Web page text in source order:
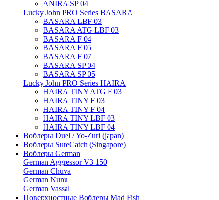
ANIRA SP 04
Lucky John PRO Series BASARA
BASARA LBF 03
BASARA ATG LBF 03
BASARA F 04
BASARA F 05
BASARA F 07
BASARA SP 04
BASARA SP 05
Lucky John PRO Series HAIRA
HAIRA TINY ATG F 03
HAIRA TINY F 03
HAIRA TINY F 04
HAIRA TINY LBF 03
HAIRA TINY LBF 04
Воблеры Duel / Yo-Zuri (japan)
Воблеры SureCatch (Singapore)
Воблеры German
German Aggressor V3 150
German Chuva
German Nunu
German Vassal
Поверхностные Воблеры Mad Fish